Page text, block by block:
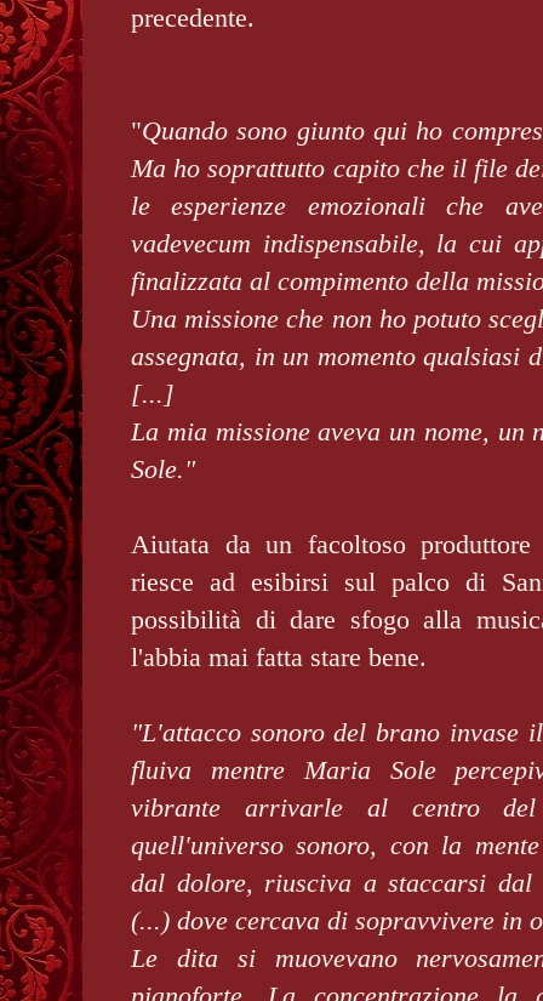
precedente.
"Quando sono giunto qui ho
Ma ho soprattutto capito che il file
le esperienze emozionali che
vadevecum indispensabile, la cui
finalizzata al compimento della
Una missione che non ho potuto
assegnata, in un momento qualsiasi
[...]
La mia missione aveva un nome, un
Sole."
Aiutata da un facoltoso
riesce ad esibirsi sul palco di
possibilità di dare sfogo alla
l'abbia mai fatta stare bene.
"L'attacco sonoro del brano invase
fluiva mentre Maria Sole
vibrante arrivarle al centro
quell'universo sonoro, con la
dal dolore, riusciva a staccarsi dal
(...) dove cercava di sopravvivere in
Le dita si muovevano